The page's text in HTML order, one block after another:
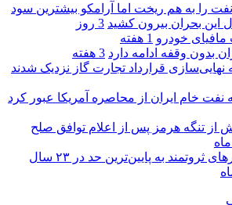
نفت را به هم ریخت اما آرامکو بیشترین سود
این بحران بیرون کشید 3 روز
خودرو 1 هفته
بدون وقفه ادامه دارد 3 هفته
قرارداد تجارت گاز نزدیک شدند
از تنگه هرمز پس از اعلام توافق صلح
ذخایر نفت کشورهای ثروتمند به پایین‌ترین حد در ۲۳ سال